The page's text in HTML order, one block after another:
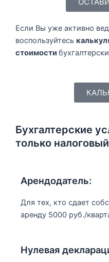
Если Вы уже активно
воспользуйтесь
стоимости
Бухгалтерские
только
Арендодатель:
Для тех, кто сдает
аренду 5000 руб./
Нулевая